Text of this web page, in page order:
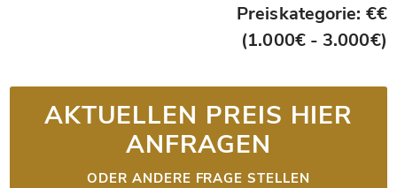
Preiskategorie: €€
(1.000€ - 3.000€)
AKTUELLEN PREIS HIER
ANFRAGEN
ODER ANDERE FRAGE STELLEN